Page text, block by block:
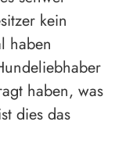
kein
haben
haben, was
dies das